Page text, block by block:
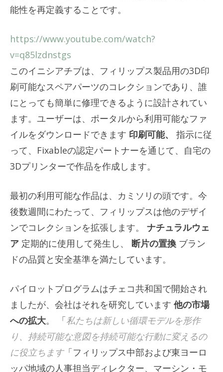
能性を再定義することです。
https://www.youtube.com/watch?
v=q85lzdnstgs
このイニシアチブは、フィリップス製品用の3D印
刷可能なスペアパーツのコレクションであり、誰
にとっても簡単に修理できるように設計されてい
ます。ユーザーは、ポータルから利用可能なファ
イルをダウンロードできます 印刷可能、 指示に従
って、Fixableの認定パートナーを通じて、自宅の
3Dプリンターで作品を作成します。
最初の利用可能な作品は、カミソリの頭です。今
後数週間にわたって、フィリップスは他のデザイ
ンでコレクションを拡張します。 ナチュラルウェ
ア 定期的に使用して発生し、 断片の置換 ブラン
ドの品質と安全基準を満たしています。
パイロットプログラムはチェコ共和国で開始され
ましたが、会社はそれを研究しています 他の市場
への拡大。 「私たちは新しい循環モデルを形作
り、持続可能な意図を持続可能な行動に変えるの
に役立ちます「フィリップス中部および東ヨーロ
ッパ地域の人事担当ディレクター、マーシン・モ